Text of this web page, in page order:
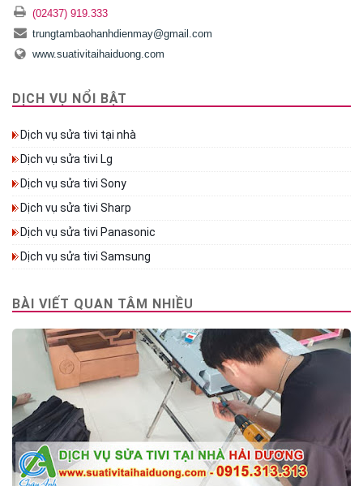
(02437) 919.333
trungtambaohanhdienmay@gmail.com
www.suativitaihaiduong.com
DỊCH VỤ NỔI BẬT
Dịch vụ sửa tivi tại nhà
Dịch vụ sửa tivi Lg
Dịch vụ sửa tivi Sony
Dịch vụ sửa tivi Sharp
Dịch vụ sửa tivi Panasonic
Dịch vụ sửa tivi Samsung
BÀI VIẾT QUAN TÂM NHIỀU